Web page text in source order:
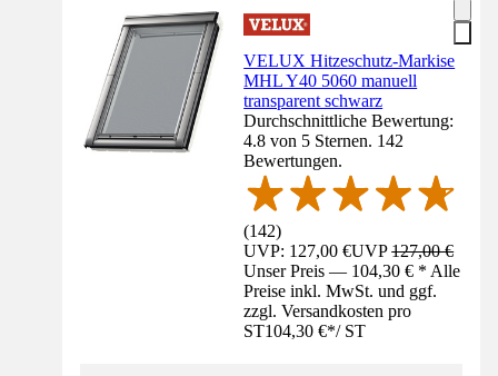
VELUX Hitzeschutz-Markise
MHL Y40 5060 manuell
transparent schwarz
Durchschnittliche Bewertung:
4.8 von 5 Sternen. 142
Bewertungen.
(142)
UVP: 127,00 €UVP127,00 €
Unser Preis — 104,30 € * Alle
Preise inkl. MwSt. und ggf.
zzgl. Versandkosten pro
ST104,30 €*/ ST